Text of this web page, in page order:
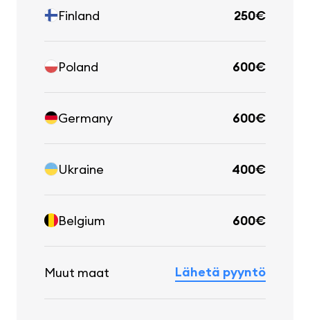
Finland 250€
Poland 600€
Germany 600€
Ukraine 400€
Belgium 600€
Muut maat Lähetä pyyntö